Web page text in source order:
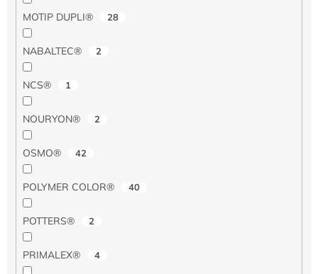
MOTIP DUPLI® 28
NABALTEC® 2
NCS® 1
NOURYON® 2
OSMO® 42
POLYMER COLOR® 40
POTTERS® 2
PRIMALEX® 4